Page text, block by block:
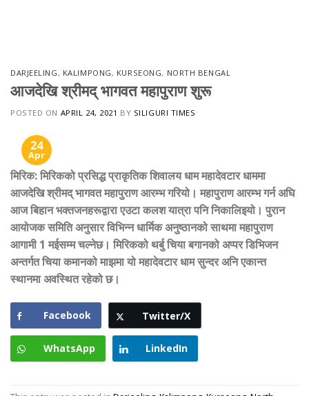
DARJEELING, KALIMPONG, KURSEONG, NORTH BENGAL
आजदेखि श्रीमद् भागवत महापुराण शुरू
POSTED ON APRIL 24, 2021 BY SILIGURI TIMES
24
Apr
मिरिक: मिरिकको प्रसिद्ध प्राकृतिक शिवालय धाम महादेवटार धाममा
आजदेखि श्रीमद् भागवत महापुराण आरम्भ गरियो। महापुराण आरम्भ गर्न अघि
आज बिहान भक्तजनहरूद्वारा एउटा कलश यात्रा पनि निकालिइयो। पुरान
आयोजक समिति अनुसार विभिन्न धार्मिक अनुष्ठानको साथमा महापुराण
आगामी1 मईसम्म चल्नेछ। मिरिकको थर्बु चिया बगानको अप्पर डिभिजन
अन्तर्गत चिया कमानको माझमा यो महादेवटार धाम सुन्दर अनि एकान्त
स्थानमा अवस्थित रहेको छ।
Facebook Twitter/X
WhatsApp LinkedIn